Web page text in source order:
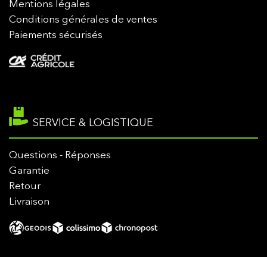
Mentions légales
Conditions générales de ventes
Paiements sécurisés
SERVICE & LOGISTIQUE
Questions - Réponses
Garantie
Retour
Livraison